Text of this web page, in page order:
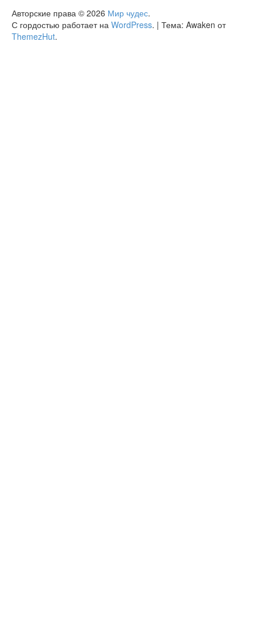
Авторские права © 2026 Мир чудес.
С гордостью работает на WordPress. | Тема: Awaken от
ThemezHut.